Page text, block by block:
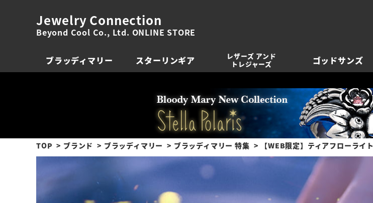
Jewelry Connection
Beyond Cool Co., Ltd. ONLINE STORE
ブラッディマリー スターリンギア
レザーズ アンド
トレジャーズ
ゴッドサンズ
TOP ブランド ブラッディマリー ブラッディマリー 特集 【WEB限定】ティアフローライト